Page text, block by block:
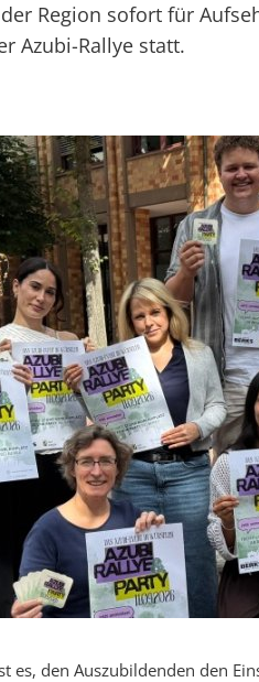
Region sofort für
Azubi-Rallye statt.
es, den Auszubildenden den